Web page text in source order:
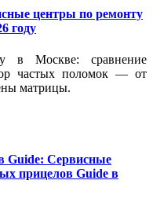
центры по ремонту
году
в Москве: сравнение
частых поломок — от
матрицы.
Guide: Сервисные
прицелов Guide в